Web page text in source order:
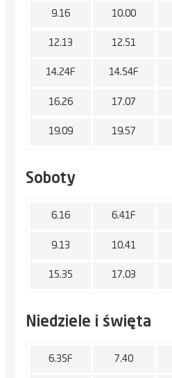
9.16 10.00
12.13 12.51
14.24F 14.54F
16.26 17.07
19.09 19.57
Soboty
6.16 6.41F
9.13 10.41
15.35 17.03
Niedziele i święta
6.35F 7.40